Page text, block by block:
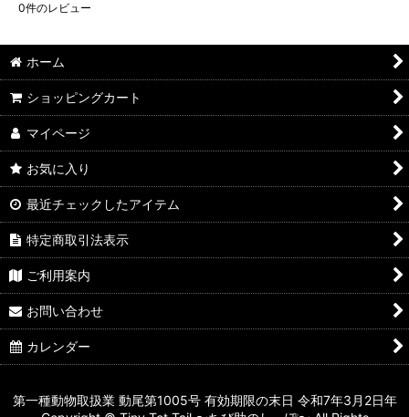
0件のレビュー
ホーム
ショッピングカート
マイページ
お気に入り
最近チェックしたアイテム
特定商取引法表示
ご利用案内
お問い合わせ
カレンダー
第一種動物取扱業 動尾第1005号 有効期限の末日 令和7年3月2日年